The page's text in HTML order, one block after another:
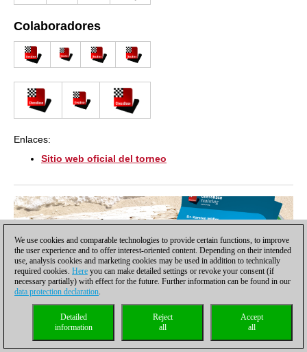
Colaboradores
Enlaces:
Sitio web oficial del torneo
06/2009: León
We use cookies and comparable technologies to provide certain functions, to improve
the user experience and to offer interest-oriented content. Depending on their intended
use, analysis cookies and marketing cookies may be used in addition to technically
required cookies. Here you can make detailed settings or revoke your consent (if
necessary partially) with effect for the future. Further information can be found in our
data protection declaration.
Accept
all
Reject
all
Detailed
information